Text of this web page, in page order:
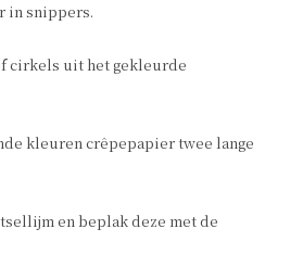
in snippers.
cirkels uit het gekleurde
kleuren crêpepapier twee lange
en beplak deze met de